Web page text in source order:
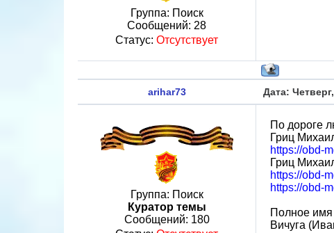
Группа: Поиск
Сообщений: 28
Статус: Отсутствует
arihar73 Дата:
Группа: Поиск
Куратор темы
Сообщений: 180
По дороге
Гриц
https://obd-
Гриц
https://obd-
https://obd-
Полное имя
Вичуга